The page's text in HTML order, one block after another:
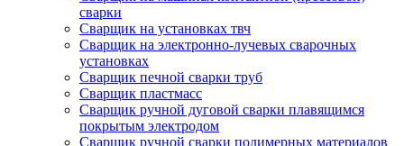
сварки
Сварщик на установках твч
Сварщик на электронно-лучевых сварочных
установках
Сварщик печной сварки труб
Сварщик пластмасс
Сварщик ручной дуговой сварки плавящимся
покрытым электродом
Сварщик ручной сварки полимерных материалов